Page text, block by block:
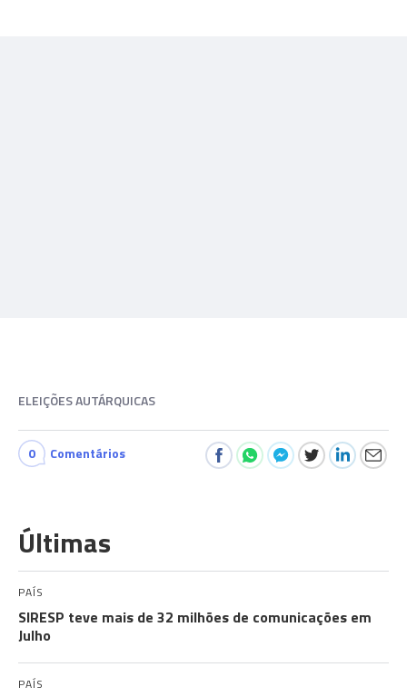
ELEIÇÕES AUTÁRQUICAS
0 Comentários
Últimas
PAÍS
SIRESP teve mais de 32 milhões de comunicações em
Julho
PAÍS